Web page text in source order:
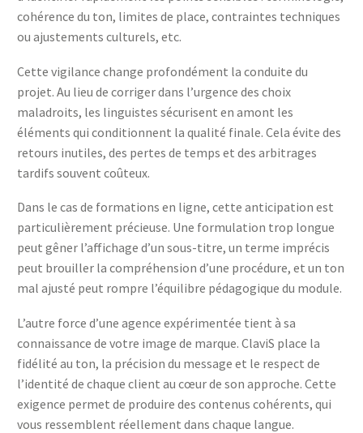
cohérence du ton, limites de place, contraintes techniques
ou ajustements culturels, etc.
Cette vigilance change profondément la conduite du
projet. Au lieu de corriger dans l’urgence des choix
maladroits, les linguistes sécurisent en amont les
éléments qui conditionnent la qualité finale. Cela évite des
retours inutiles, des pertes de temps et des arbitrages
tardifs souvent coûteux.
Dans le cas de formations en ligne, cette anticipation est
particulièrement précieuse. Une formulation trop longue
peut gêner l’affichage d’un sous-titre, un terme imprécis
peut brouiller la compréhension d’une procédure, et un ton
mal ajusté peut rompre l’équilibre pédagogique du module.
L’autre force d’une agence expérimentée tient à sa
connaissance de votre image de marque. ClaviS place la
fidélité au ton, la précision du message et le respect de
l’identité de chaque client au cœur de son approche. Cette
exigence permet de produire des contenus cohérents, qui
vous ressemblent réellement dans chaque langue.